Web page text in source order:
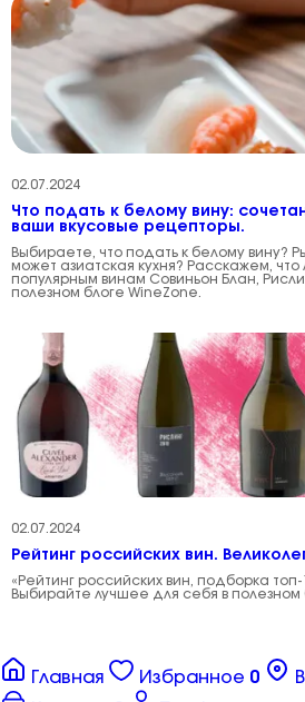
02.07.2024
Что подать к белому вину:
ваши вкусовые рецепторы.
Выбираете, что подать к белому вину?
может азиатская кухня? Расскажем,
популярным винам Совиньон Блан,
полезном блоге WineZone.
02.07.2024
Рейтинг российских вин.
«Рейтинг российских вин, подборка топ-
Выбирайте лучшее для себя в полезном
Главная Избранное 0